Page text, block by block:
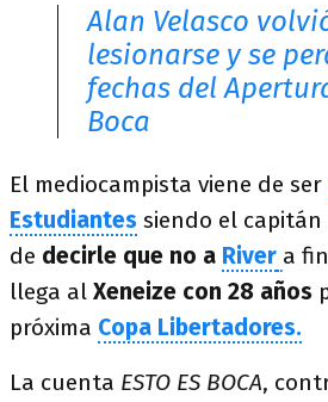
Alan Velasco
lesionarse y se
fechas del
Boca
El mediocampista viene de ser
Estudiantes siendo el
de decirle que no a River a
llega al Xeneize con 28 años
próxima Copa Libertadores.
La cuenta ESTO ES BOCA,